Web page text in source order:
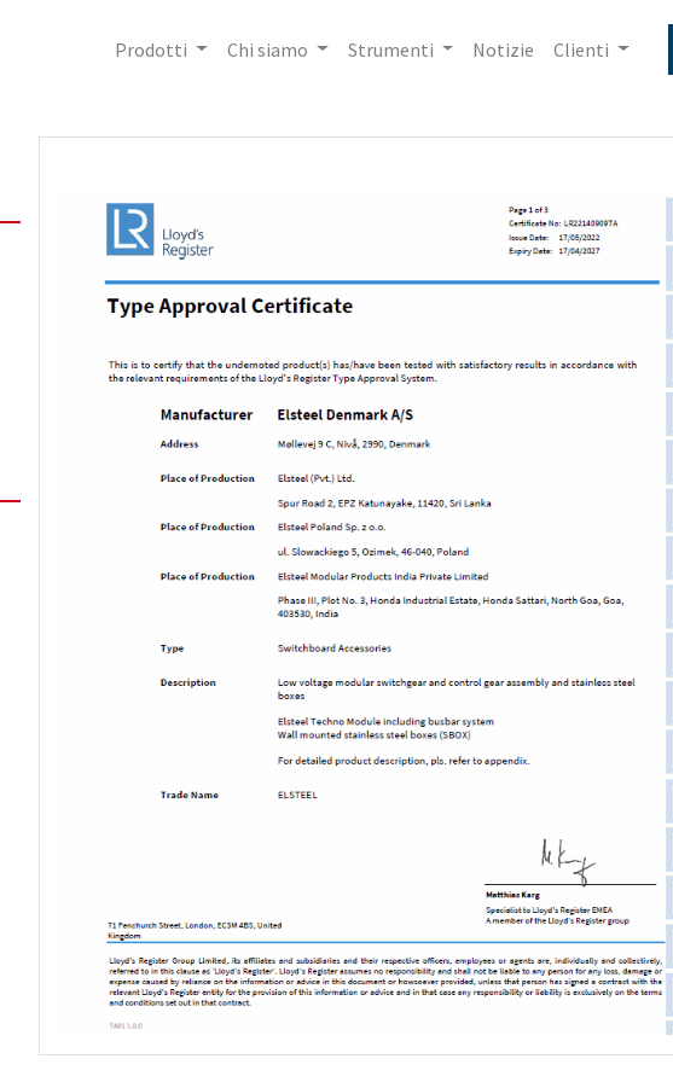
Prodotti Chi siamo Strumenti Notizie Clienti